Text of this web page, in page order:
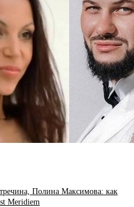
Полина Максимова: как
Meridiem